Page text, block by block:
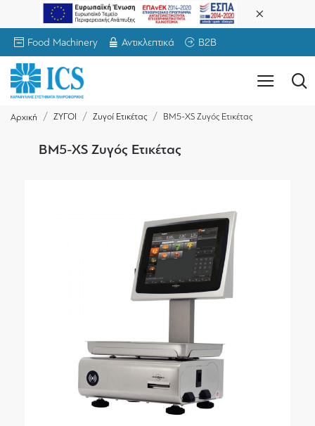
Food Machinery Αντικλεπτικά B2B
Αρχική ΖΥΓΟΙ Ζυγοί Ετικέτας BM5-XS Ζυγός Ετικέτας
BM5-XS Ζυγός Ετικέτας